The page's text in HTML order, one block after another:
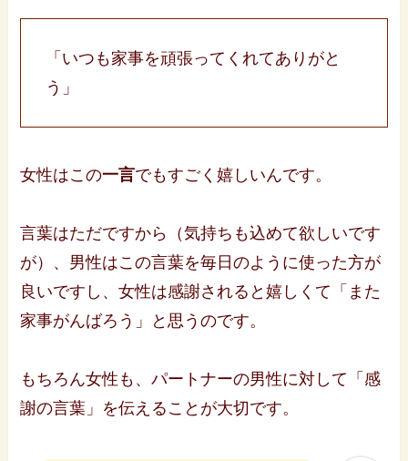
「いつも家事を頑張ってくれてありがと
う」
女性はこの一言でもすごく嬉しいんです。
言葉はただですから（気持ちも込めて欲しいです
が）、男性はこの言葉を毎日のように使った方が
良いですし、女性は感謝されると嬉しくて「また
家事がんばろう」と思うのです。
もちろん女性も、パートナーの男性に対して「感
謝の言葉」を伝えることが大切です。